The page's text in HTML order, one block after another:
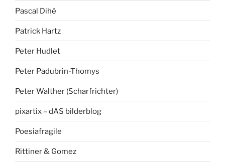
Pascal Dihé
Patrick Hartz
Peter Hudlet
Peter Padubrin-Thomys
Peter Walther (Scharfrichter)
pixartix – dAS bilderblog
Poesiafragile
Rittiner & Gomez